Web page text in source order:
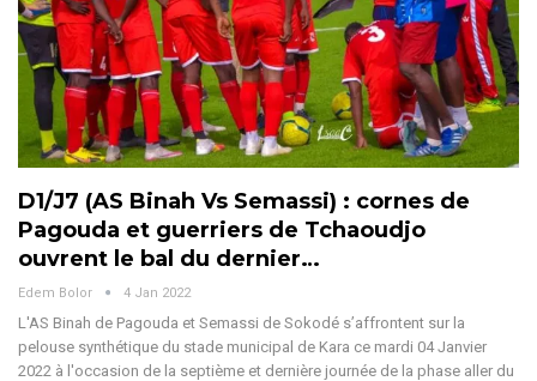
D1/J7 (AS Binah Vs Semassi) : cornes de
Pagouda et guerriers de Tchaoudjo
ouvrent le bal du dernier…
Edem Bolor 4 Jan 2022
L'AS Binah de Pagouda et Semassi de Sokodé s’affrontent sur la
pelouse synthétique du stade municipal de Kara ce mardi 04 Janvier
2022 à l'occasion de la septième et dernière journée de la phase aller du